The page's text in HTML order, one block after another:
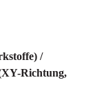
/
Richtung,